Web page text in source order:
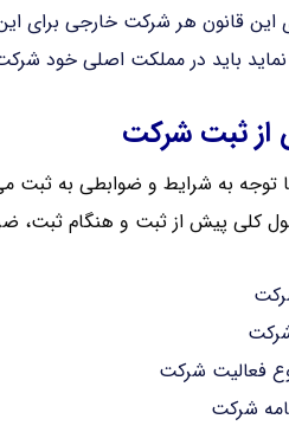
این قانون هر شرکت خارجی برای
نماید باید در مملکت اصلی خود
از ثبت شرکت
به شرایط و ضوابطی به ثبت
کلی پیش از ثبت و هنگام ثبت،
فعالیت شرکت
شرکت